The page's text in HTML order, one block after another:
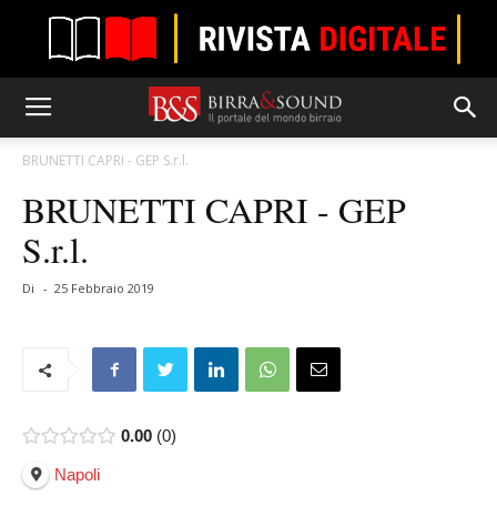
BRUNETTI CAPRI - GEP S.r.l.
BRUNETTI CAPRI - GEP
S.r.l.
Di - 25 Febbraio 2019
0.00 0
Napoli